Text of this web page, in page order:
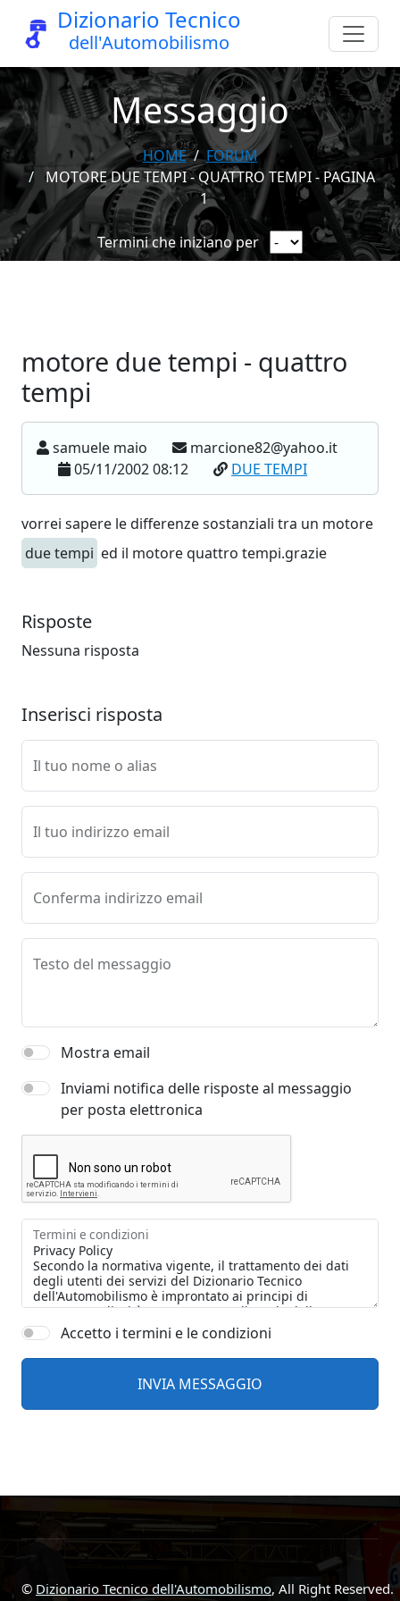
Dizionario Tecnico
dell'Automobilismo
Messaggio
HOME
FORUM
MOTORE DUE TEMPI - QUATTRO TEMPI - PAGINA
1
Termini che iniziano per
motore due tempi - quattro
tempi
samuele maio
marcione82@yahoo.it
05/11/2002 08:12
DUE TEMPI
vorrei sapere le differenze sostanziali tra un motore
due tempi ed il motore quattro tempi.grazie
Risposte
Nessuna risposta
Inserisci risposta
Il tuo nome o alias
Il tuo indirizzo email
Conferma indirizzo email
Testo del messaggio
Mostra email
Inviami notifica delle risposte al messaggio
per posta elettronica
Termini e condizioni
Accetto i termini e le condizioni
© Dizionario Tecnico dell'Automobilismo, All Right Reserved.